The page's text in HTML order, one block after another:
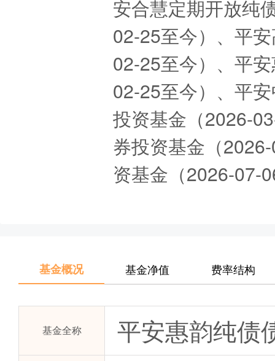
安合慧定期开放纯
02-25至今）、平
02-25至今）、平
02-25至今）、平
投资基金（2026-
券投资基金（
资基金（2026-07-
基金概况 基金净值 费率结构
基金全称 平安惠韵纯债